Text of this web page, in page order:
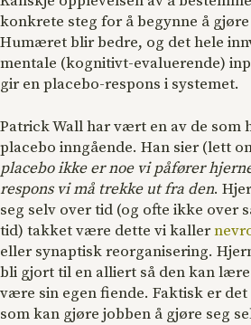
konkrete steg for å begynne å
Humæret blir bedre, og det hele
mentale (kognitivt-evaluerende)
gir en placebo-respons i systemet.
Patrick Wall har vært en av de som
placebo inngående. Han sier (lett
placebo ikke er noe vi påfører
respons vi må trekke ut fra den.
seg selv over tid (og ofte ikke over
tid) takket være dette vi kaller
eller synaptisk reorganisering.
bli gjort til en alliert så den kan
være sin egen fiende. Faktisk er
som kan gjøre jobben å gjøre seg